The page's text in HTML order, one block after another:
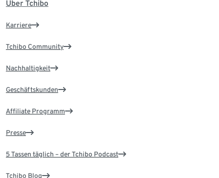
Über Tchibo
Karriere
Tchibo Community
Nachhaltigkeit
Geschäftskunden
Affiliate Programm
Presse
5 Tassen täglich – der Tchibo Podcast
Tchibo Blog